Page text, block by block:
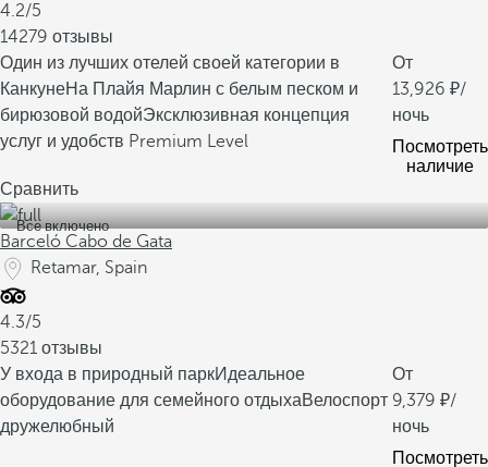
4.2/5
14279 отзывы
Один из лучших отелей своей категории в
КанкунеНа Плайя Марлин с белым песком и
бирюзовой водойЭксклюзивная концепция
услуг и удобств Premium Level
От
13,926
/
ночь
Посмотреть
наличие
Сравнить
Все включено
Barceló Cabo de Gata
Retamar, Spain
4.3/5
5321 отзывы
У входа в природный паркИдеальное
оборудование для семейного отдыхаВелоспорт
дружелюбный
От
9,379
/
ночь
Посмотреть